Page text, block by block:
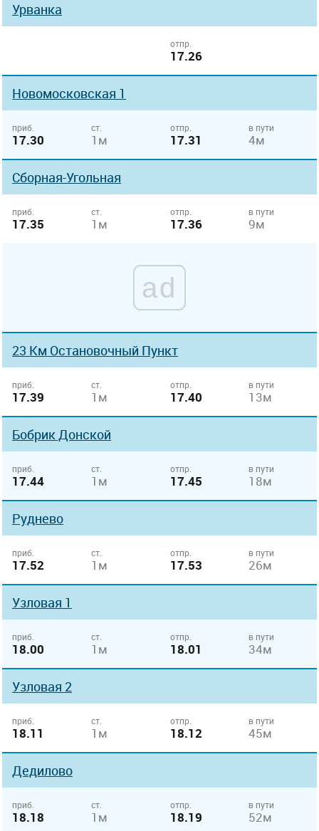
Урванка
отпр.
17.26
Новомосковская 1
приб.
17.30
ст.
1м
отпр.
17.31
в пути
4м
Сборная-Угольная
приб.
17.35
ст.
1м
отпр.
17.36
в пути
9м
ad
23 Км Остановочный Пункт
приб.
17.39
ст.
1м
отпр.
17.40
в пути
13м
Бобрик Донской
приб.
17.44
ст.
1м
отпр.
17.45
в пути
18м
Руднево
приб.
17.52
ст.
1м
отпр.
17.53
в пути
26м
Узловая 1
приб.
18.00
ст.
1м
отпр.
18.01
в пути
34м
Узловая 2
приб.
18.11
ст.
1м
отпр.
18.12
в пути
45м
Дедилово
приб.
18.18
ст.
1м
отпр.
18.19
в пути
52м